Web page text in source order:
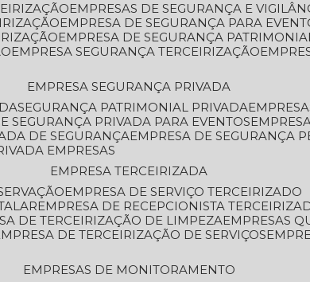
EMPRESAS DE SEGURANÇA E
EMPRESA DE SEGURANÇA PARA
EMPRESA DE SEGURANÇA
EMPRESA SEGURANÇA TERCEIRIZAÇÃO
EMPRESA SEGURANÇA PRIVADA
SEGURANÇA PATRIMONIAL PRIVADA
SEGURANÇA PRIVADA PARA EVENTOS
DE SEGURANÇA
EMPRESA DE SEGURANÇA
EMPRESAS
EMPRESA TERCEIRIZADA
EMPRESA DE SERVIÇO TERCEIRIZADO
EMPRESA DE RECEPCIONISTA
DE TERCEIRIZAÇÃO DE LIMPEZA
EMPRESAS
EMPRESA DE TERCEIRIZAÇÃO DE SERVIÇOS
EMPRESAS DE MONITORAMENTO